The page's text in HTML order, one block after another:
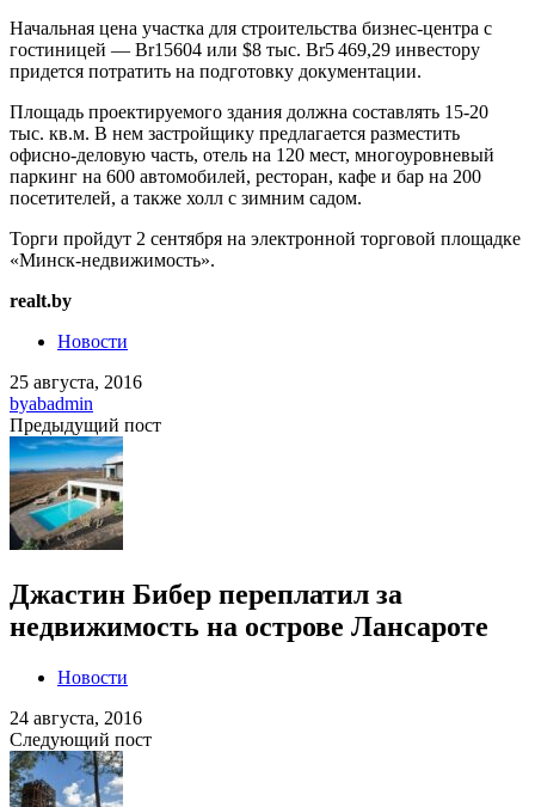
Начальная цена участка для строительства бизнес-центра с
гостиницей — Br15604 или $8 тыс. Br5 469,29 инвестору
придется потратить на подготовку документации.
Площадь проектируемого здания должна составлять 15-20
тыс. кв.м. В нем застройщику предлагается разместить
офисно-деловую часть, отель на 120 мест, многоуровневый
паркинг на 600 автомобилей, ресторан, кафе и бар на 200
посетителей, а также холл с зимним садом.
Торги пройдут 2 сентября на электронной торговой площадке
«Минск-недвижимость».
realt.by
Новости
25 августа, 2016
byabadmin
Предыдущий пост
Джастин Бибер переплатил за
недвижимость на острове Лансароте
Новости
24 августа, 2016
Следующий пост